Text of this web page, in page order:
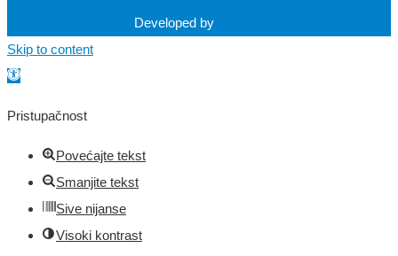
Developed by
Skip to content
Open toolbar
Pristupačnost
Povećajte tekst
Smanjite tekst
Sive nijanse
Visoki kontrast